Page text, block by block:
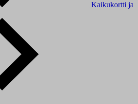
Kaikukortti ja